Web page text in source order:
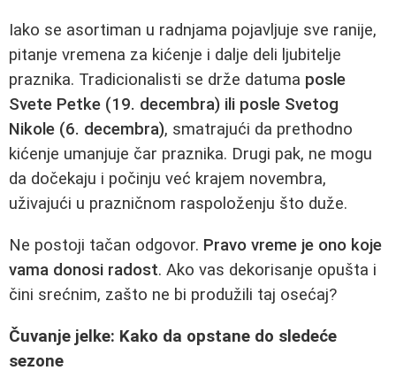
Iako se asortiman u radnjama pojavljuje sve ranije,
pitanje vremena za kićenje i dalje deli ljubitelje
praznika. Tradicionalisti se drže datuma posle
Svete Petke (19. decembra) ili posle Svetog
Nikole (6. decembra), smatrajući da prethodno
kićenje umanjuje čar praznika. Drugi pak, ne mogu
da dočekaju i počinju već krajem novembra,
uživajući u prazničnom raspoloženju što duže.
Ne postoji tačan odgovor. Pravo vreme je ono koje
vama donosi radost. Ako vas dekorisanje opušta i
čini srećnim, zašto ne bi produžili taj osećaj?
Čuvanje jelke: Kako da opstane do sledeće
sezone